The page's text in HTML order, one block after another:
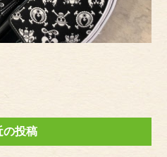
の投稿